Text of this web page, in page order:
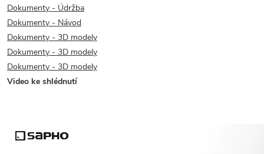
Dokumenty - Údržba
Dokumenty - Návod
Dokumenty - 3D modely
Dokumenty - 3D modely
Dokumenty - 3D modely
Video ke shlédnutí